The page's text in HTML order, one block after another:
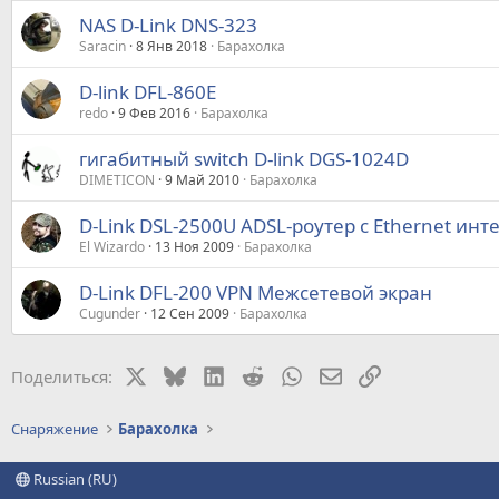
NAS D-Link DNS-323
Saracin 8 Янв 2018 Барахолка
D-link DFL-860E
redo 9 Фев 2016 Барахолка
гигабитный switch D-link DGS-1024D
DIMETICON 9 Май 2010 Барахолка
D-Link DSL-2500U ADSL-роутер с Ethernet
El Wizardo 13 Ноя 2009 Барахолка
D-Link DFL-200 VPN Межсетевой экран
Cugunder 12 Сен 2009 Барахолка
Поделиться: BlueskyLinkedIn
Reddit WhatsApp
Электронная почта
Ссылка
Снаряжение Барахолка
Russian (RU)